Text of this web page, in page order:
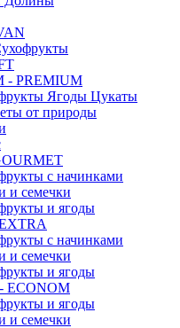
PREMIUM
Ягоды Цукаты
от природы
с начинками
и семечки
и ягоды
с начинками
и семечки
и ягоды
и ягоды
и семечки